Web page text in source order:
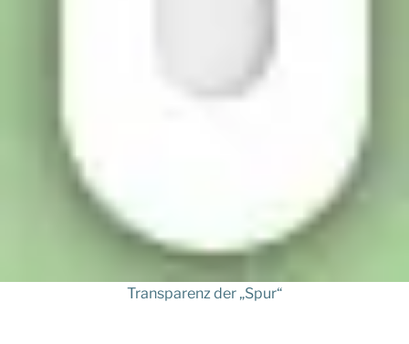
Transparenz der „Spur“